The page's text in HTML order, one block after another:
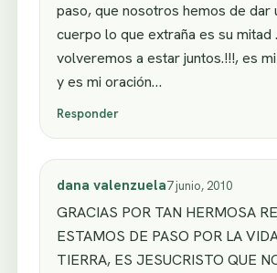
paso, que nosotros hemos de dar
cuerpo lo que extraña es su mitad
volveremos a estar juntos.!!!, es
y es mi oración…
Responder
dana valenzuela7 junio, 2010
GRACIAS POR TAN HERMOSA
ESTAMOS DE PASO POR LA
TIERRA, ES JESUCRISTO QUE